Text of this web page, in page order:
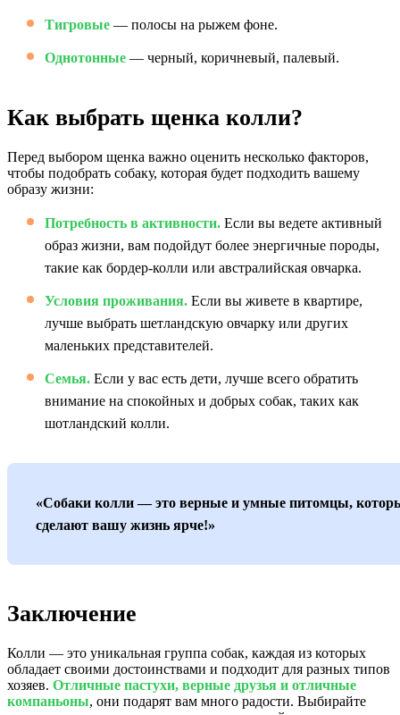
Тигровые — полосы на рыжем фоне.
Однотонные — черный, коричневый, палевый.
Как выбрать щенка колли?
Перед выбором щенка важно оценить несколько факторов,
чтобы подобрать собаку, которая будет подходить вашему
образу жизни:
Потребность в активности. Если вы ведете активный
образ жизни, вам подойдут более энергичные породы,
такие как бордер-колли или австралийская овчарка.
Условия проживания. Если вы живете в квартире,
лучше выбрать шетландскую овчарку или других
маленьких представителей.
Семья. Если у вас есть дети, лучше всего обратить
внимание на спокойных и добрых собак, таких как
шотландский колли.
«Собаки колли — это верные и умные питомцы,
сделают вашу жизнь ярче!»
Заключение
Колли — это уникальная группа собак, каждая из которых
обладает своими достоинствами и подходит для разных типов
хозяев. Отличные пастухи, верные друзья и отличные
компаньоны, они подарят вам много радости. Выбирайте